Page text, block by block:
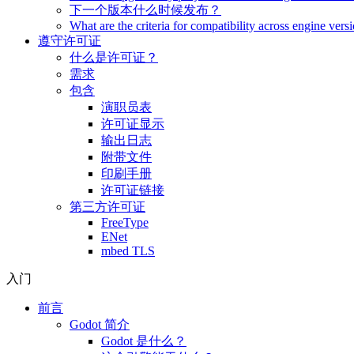
下一个版本什么时候发布？
What are the criteria for compatibility across engine
遵守许可证
什么是许可证？
需求
包含
演职员表
许可证显示
输出日志
附带文件
印刷手册
许可证链接
第三方许可证
FreeType
ENet
mbed TLS
入门
前言
Godot 简介
Godot 是什么？